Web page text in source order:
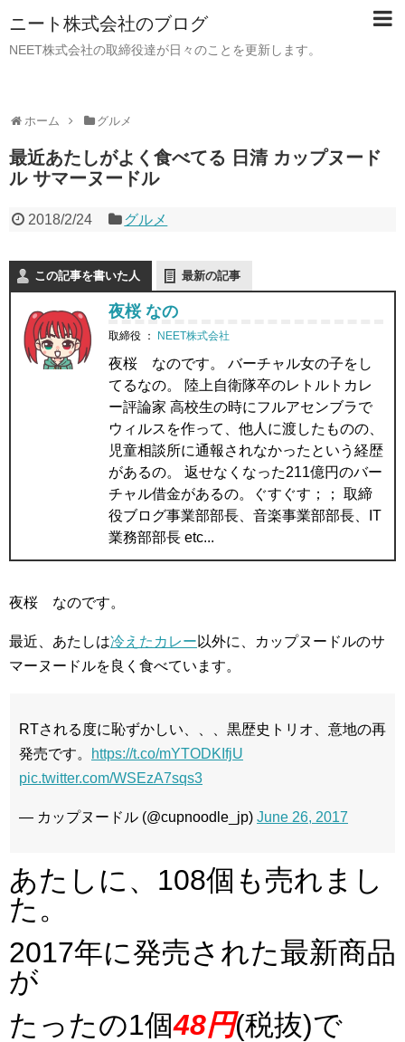
ニート株式会社のブログ
NEET株式会社の取締役達が日々のことを更新します。
ホーム グルメ
最近あたしがよく食べてる 日清 カップヌード
ル サマーヌードル
2018/2/24 グルメ
この記事を書いた人 最新の記事
夜桜 なの
取締役 ： NEET株式会社
夜桜 なのです。 バーチャル女の子をし
てるなの。 陸上自衛隊卒のレトルトカレ
ー評論家 高校生の時にフルアセンブラで
ウィルスを作って、他人に渡したものの、
児童相談所に通報されなかったという経歴
があるの。 返せなくなった211億円のバー
チャル借金があるの。ぐすぐす；； 取締
役ブログ事業部部長、音楽事業部部長、IT
業務部部長 etc...
夜桜 なのです。
最近、あたしは冷えたカレー 以外に、カップヌードルのサ
マーヌードルを良く食べています。
RTされる度に恥ずかしい、、、黒歴史トリオ、意地の再
発売です。
https://t.co/mYTODKIfjU
pic.twitter.com/WSEzA7sqs3
— カップヌードル (@cupnoodle_jp) June 26, 2017
あたしに、108個も売れまし
た。
2017年に発売された最新商品
が
たったの1個48円(税抜)で